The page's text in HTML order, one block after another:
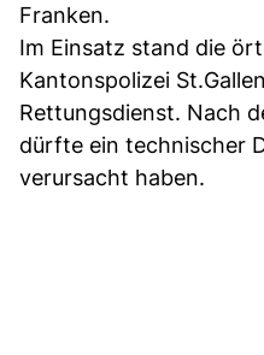
Franken.
Im Einsatz stand die
Kantonspolizei
Rettungsdienst. Nach
dürfte ein technischer
verursacht haben.